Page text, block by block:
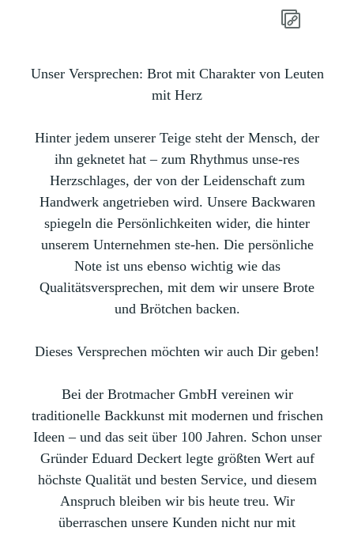
Unser Versprechen: Brot mit Charakter von Leuten
mit Herz
Hinter jedem unserer Teige steht der Mensch, der
ihn geknetet hat – zum Rhythmus unse-res
Herzschlages, der von der Leidenschaft zum
Handwerk angetrieben wird. Unsere Backwaren
spiegeln die Persönlichkeiten wider, die hinter
unserem Unternehmen ste-hen. Die persönliche
Note ist uns ebenso wichtig wie das
Qualitätsversprechen, mit dem wir unsere Brote
und Brötchen backen.
Dieses Versprechen möchten wir auch Dir geben!
Bei der Brotmacher GmbH vereinen wir
traditionelle Backkunst mit modernen und frischen
Ideen – und das seit über 100 Jahren. Schon unser
Gründer Eduard Deckert legte größten Wert auf
höchste Qualität und besten Service, und diesem
Anspruch bleiben wir bis heute treu. Wir
überraschen unsere Kunden nicht nur mit